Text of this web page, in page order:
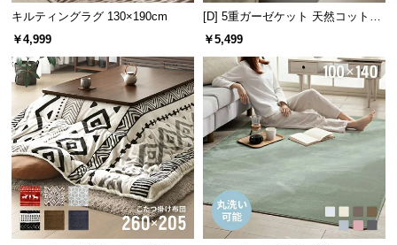
い
て
開
梱
設
置
サ
ー
ビ
ス
に
キルティングラグ 130×190cm
￥4,999
[D] 5重ガーゼケット 天然コットン
100% 速乾 抗菌 洗える
￥5,499